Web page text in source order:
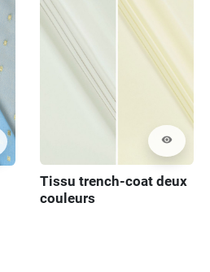
visibility
Tissu trench-coat deux
couleurs